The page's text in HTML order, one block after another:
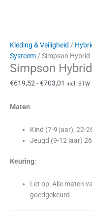
Kleding & Veiligheid /
Systeem/ Simpson
Simpson
€619,52 -€703,01 incl. BTW
Maten:
Kind (7-9 jaar), 22-
Jeugd (9-12 jaar)
Keuring:
Let op: Alle maten
goedgekeurd.